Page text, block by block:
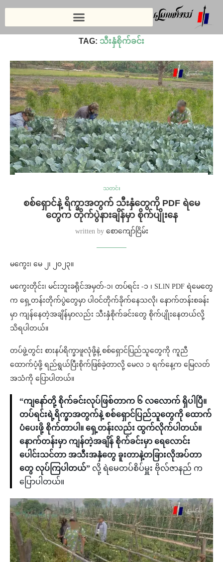
TAG: သီးနှံစိုက်ခင်း
သတင်း
စစ်ရှောင်နဲ့ ရိက္ခာအတွက် သီးနှံတွေကို PDF ရဲမေ
တွေက တိုက်ပွဲနားချိန်မှာ စိုက်ပျိုးနေ
written by စောကျော်ငြိမ်း
မကွေး၊ မေ ၂၊ ၂၀၂၃။
မကွေးတိုင်း၊ မင်းဘူးခရိုင်အမှတ်-၁၊ တပ်ရင်း -၁ ၊ SLlN PDF ရဲမေတွေ
က ရှေ့တန်းတိုက်ပွဲတွေမှာ ပါဝင်တိုက်ခိုက်နေသလို၊ နောက်တန်းစခန်း
မှာ ကျန်နေတဲ့အချိန်မှာလည်း သီးနှံစိုက်ခင်းတွေ စိုက်ပျိုးနေတယ်လို့
သိရပါတယ်။
တပ်ဖွဲ့တွင်း စားနပ်ရိက္ခာဖူလုံဖို့နဲ့ စစ်ရှောင်ပြည်သူတွေကို ကူညီ
ထောက်ပံ့ဖို့ ရည်ရွယ်ပြီးစိုက်ဖြစ်ခဲ့တာလို့ မေလ ၁ ရက်နေ့က မြေလတ်
အသံကို ပြောပါတယ်။
“ကျနော်တို့ စိုက်ခင်းလုပ်ဖြစ်တာက ၆ လလောက် ရှိပါပြီ။
တပ်ရင်းရဲ့ရိက္ခာအတွက်နဲ့ စစ်ရှောင်ပြည်သူတွေကို ထောက်
ပံပေးဖို့ စိုက်တာပါ။ ရှေ့တန်းလည်း ထွက်လိုက်ပါတယ်။
နောက်တန်းမှာ ကျန်တဲ့အချိန် စိုက်ခင်းမှာ ရေလောင်း
ပေါင်းသင်တာ အသီးအနှံတွေ ခူးတာနဲ့တခြားလိုအပ်တာ
တွေ လုပ်ကြပါတယ်” လို့ ရဲမေတပ်စိပ်မှူး ဗိုလ်ဇာနည် က
ပြောပါတယ်။